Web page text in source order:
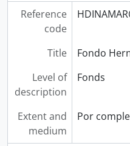
Reference
code
Title
Fondo
Level of
description
Fonds
Extent and
medium
Por